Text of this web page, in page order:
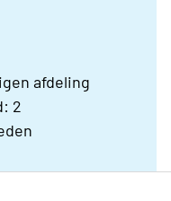
afdeling
2